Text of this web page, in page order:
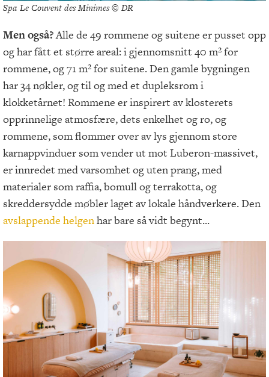
Spa Le Couvent des Minimes © DR
Men også?Alle de 49 rommene og suitene er pusset opp
og har fått et større areal: i gjennomsnitt 40 m² for
rommene, og 71 m² for suitene. Den gamle bygningen
har 34 nøkler, og til og med et dupleksrom i
klokketårnet! Rommene er inspirert av klosterets
opprinnelige atmosfære, dets enkelhet og ro, og
rommene, som flommer over av lys gjennom store
karnappvinduer som vender ut mot Luberon-massivet,
er innredet med varsomhet og uten prang, med
materialer som raffia, bomull og terrakotta, og
skreddersydde møbler laget av lokale håndverkere. Den
avslappende helgenhar bare så vidt begynt...